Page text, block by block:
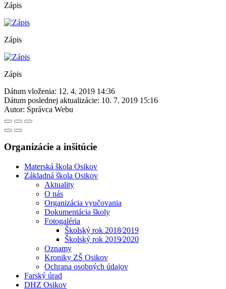
Zápis
Zápis
Zápis
Dátum vloženia: 12. 4. 2019 14:36
Dátum poslednej aktualizácie: 10. 7. 2019 15:16
Autor: Správca Webu
Organizácie a inšitúcie
Materská škola Osikov
Základná škola Osikov
Aktuality
O nás
Organizácia vyučovania
Dokumentácia školy
Fotogaléria
Školský rok 2018⁄2019
Školský rok 2019⁄2020
Oznamy
Kroniky ZŠ Osikov
Ochrana osobných údajov
Farský úrad
DHZ Osikov